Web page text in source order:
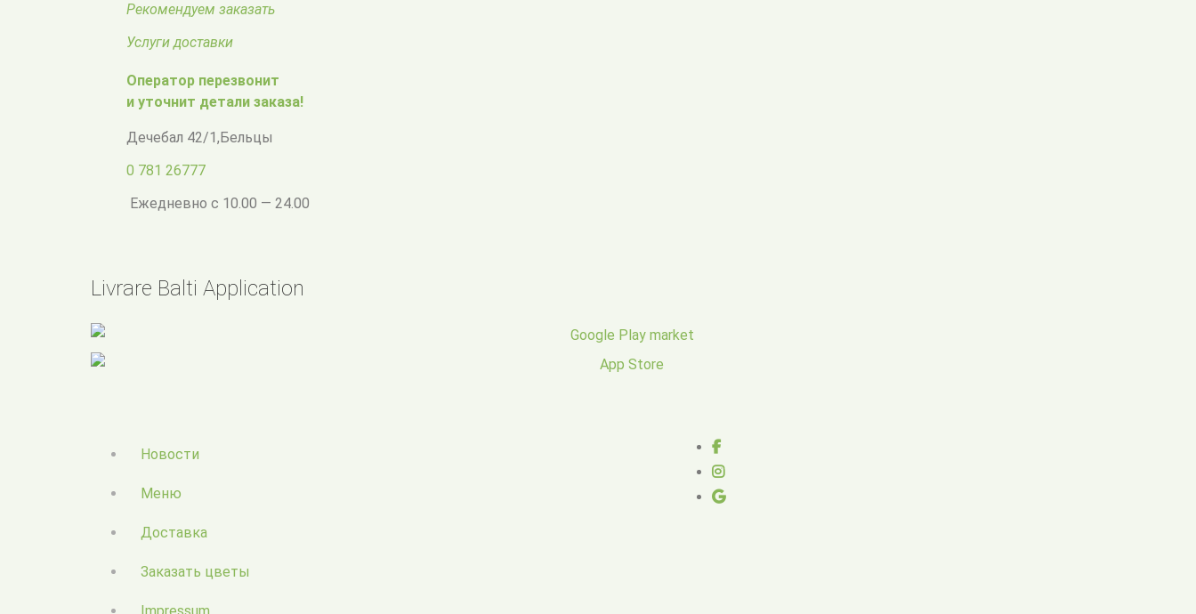
Рекомендуем заказать
Услуги доставки
Оператор перезвонит
и уточнит детали заказа!
Дечебал 42/1,Бельцы
0 781 26777
Ежедневно с 10.00 — 24.00
Livrare Balti Application
Новости
Меню
Доставка
Заказать цветы